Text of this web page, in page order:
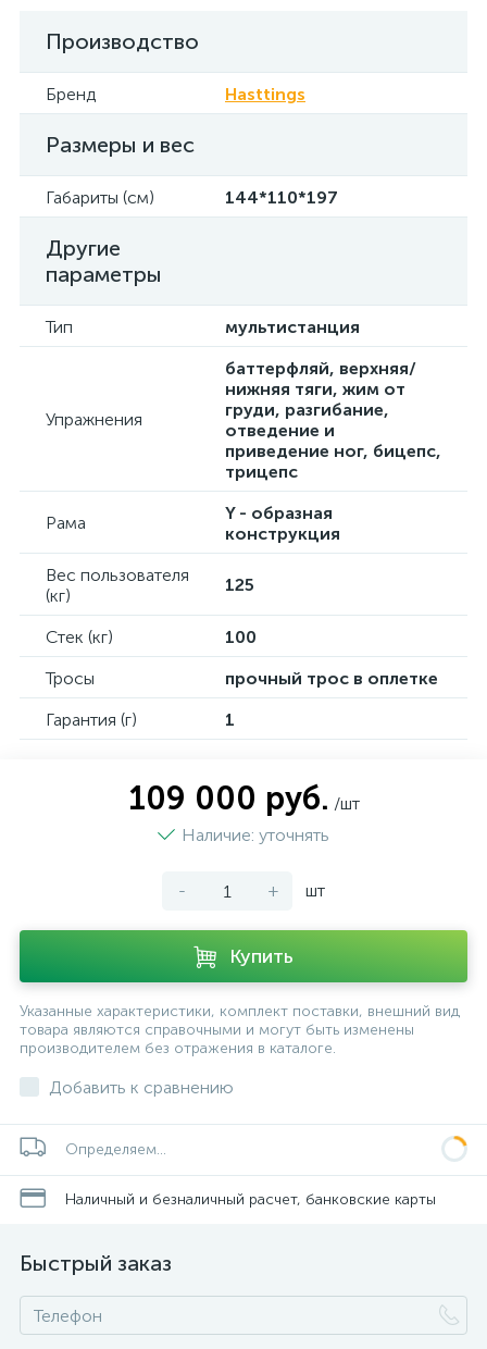
Производство
Бренд Hasttings
Размеры и вес
Габариты (см) 144*110*197
Другие
параметры
Тип мультистанция
Упражнения
баттерфляй, верхняя/
нижняя тяги, жим от
груди, разгибание,
отведение и
приведение ног, бицепс,
трицепс
Рама
Y - образная
конструкция
Вес пользователя
(кг)
125
Стек (кг)
100
Тросы
прочный трос в оплетке
Гарантия (г)
1
109 000 руб. /шт
Наличие: уточнять
- + шт
Купить
Указанные характеристики, комплект поставки, внешний вид
товара являются справочными и могут быть изменены
производителем без отражения в каталоге.
Добавить к сравнению
Определяем...
Наличный и безналичный расчет, банковские карты
Быстрый заказ